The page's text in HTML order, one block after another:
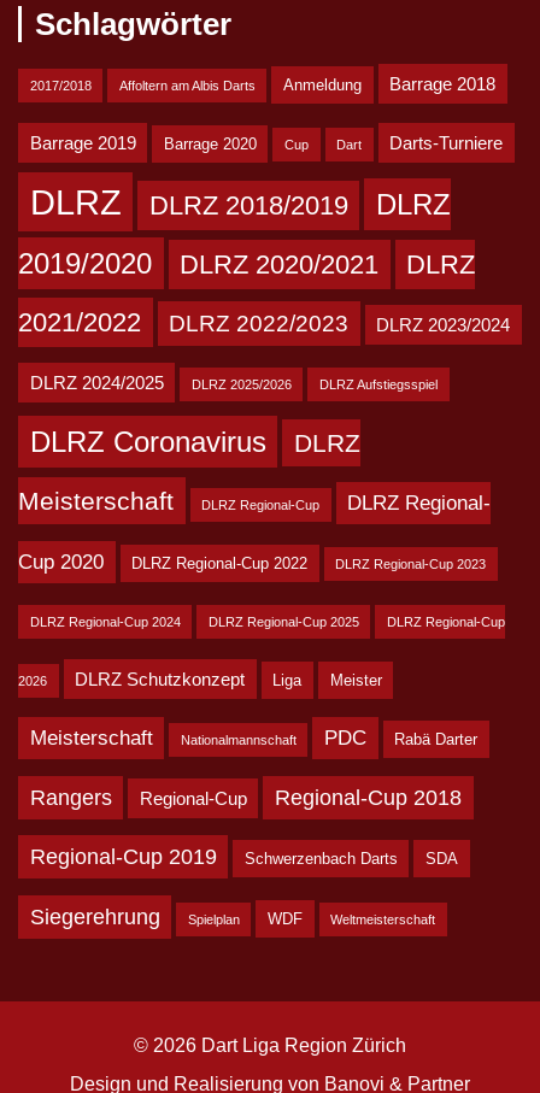
Schlagwörter
2017/2018 Affoltern am Albis Darts Anmeldung Barrage 2018
Barrage 2019 Barrage 2020 Cup Dart Darts-Turniere
DLRZ DLRZ 2018/2019
DLRZ
2019/2020
DLRZ 2020/2021
DLRZ
2021/2022
DLRZ 2022/2023 DLRZ 2023/2024
DLRZ 2024/2025 DLRZ 2025/2026 DLRZ Aufstiegsspiel
DLRZ Coronavirus DLRZ
Meisterschaft DLRZ Regional-Cup DLRZ Regional-
Cup 2020 DLRZ Regional-Cup 2022 DLRZ Regional-Cup 2023
DLRZ Regional-Cup 2024 DLRZ Regional-Cup 2025 DLRZ Regional-Cup
2026 DLRZ Schutzkonzept Liga Meister
Meisterschaft Nationalmannschaft PDC Rabä Darter
Rangers Regional-Cup Regional-Cup 2018
Regional-Cup 2019 Schwerzenbach Darts SDA
Siegerehrung Spielplan WDF Weltmeisterschaft
© 2026 Dart Liga Region Zürich
Design und Realisierung von Banovi & Partner